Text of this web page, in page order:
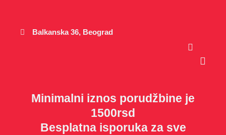
садржајBalkanska 36, Beograd
Cart
Minimalni iznos porudžbine je
1500rsd
Besplatna isporuka za sve